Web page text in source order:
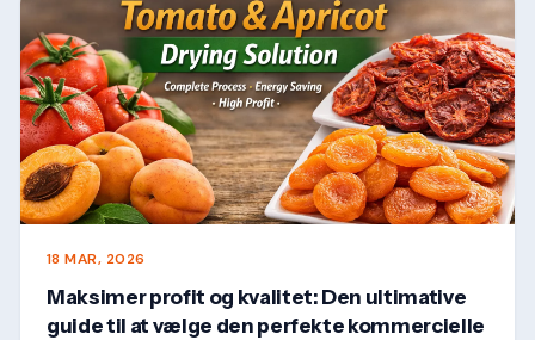
18 MAR, 2026
Maksimer profit og kvalitet: Den ultimative
guide til at vælge den perfekte kommercielle